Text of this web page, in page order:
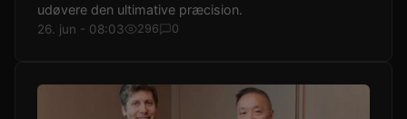
udøvere den ultimative præcision.
26. jun - 08:03 296 0